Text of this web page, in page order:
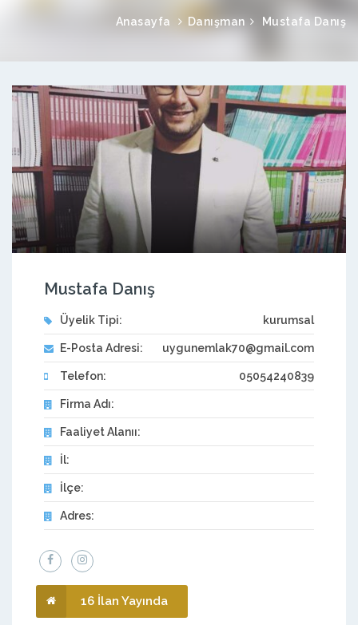
Anasayfa Danışman Mustafa Danış
Mustafa Danış
Üyelik Tipi: kurumsal
E-Posta Adresi: uygunemlak70@gmail.com
Telefon: 05054240839
Firma Adı:
Faaliyet Alanıı:
İl:
İlçe:
Adres:
16 İlan Yayında